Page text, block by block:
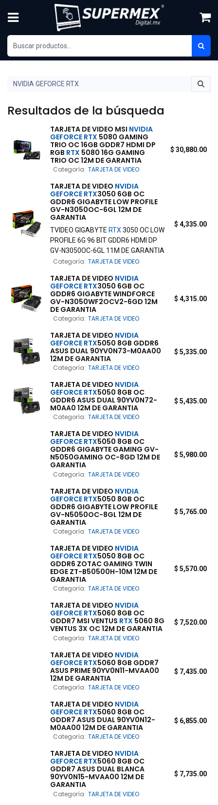
Resultados de la búsqueda
TARJETA DE VIDEO MSI NVIDIA
GEFORCE RTX 5080 GAMING
TRIO OC 16GB GDDR7 HDMI DP
RGB RTX 5080 16G GAMING
TRIO OC 12M DE GARANTIA
Categoría: TARJETA DE VIDEO
$ 30,880.00
TARJETA DE VIDEO NVIDIA
GEFORCE RTX3050 6GB OC
GDDR6 GIGABYTE LOW PROFILE
GV-N3050OC-6GL 12M DE
GARANTIA
TVIDEO GIGABYTE RTX3050 OC LOW
PROFILE 6G 96 BIT GDDR6 HDMI DP
GV-N3050OC-6GL 11M DE GARANTIA
Categoría: TARJETA DE VIDEO
$ 4,335.00
TARJETA DE VIDEO NVIDIA
GEFORCE RTX3050 6GB OC
GDDR6 GIGABYTE WINDFORCE
GV-N3050WF2OCV2-6GD 12M
DE GARANTIA
Categoría: TARJETA DE VIDEO
$ 4,315.00
TARJETA DE VIDEO NVIDIA
GEFORCE RTX5050 8GB GDDR6
ASUS DUAL 90YV0N73-M0AA00
12M DE GARANTIA
Categoría: TARJETA DE VIDEO
$ 5,335.00
TARJETA DE VIDEO NVIDIA
GEFORCE RTX5050 8GB OC
GDDR6 ASUS DUAL 90YV0N72-
M0AA0 12M DE GARANTIA
Categoría: TARJETA DE VIDEO
$ 5,435.00
TARJETA DE VIDEO NVIDIA
GEFORCE RTX5050 8GB OC
GDDR6 GIGABYTE GAMING GV-
N5050GAMING OC-8GD 12M DE
GARANTIA
Categoría: TARJETA DE VIDEO
$ 5,980.00
TARJETA DE VIDEO NVIDIA
GEFORCE RTX5050 8GB OC
GDDR6 GIGABYTE LOW PROFILE
GV-N5050OC-8GL 12M DE
GARANTIA
Categoría: TARJETA DE VIDEO
$ 5,765.00
TARJETA DE VIDEO NVIDIA
GEFORCE RTX5050 8GB OC
GDDR6 ZOTAC GAMING TWIN
EDGE ZT-B50500H-10M 12M DE
GARANTIA
Categoría: TARJETA DE VIDEO
$ 5,570.00
TARJETA DE VIDEO NVIDIA
GEFORCE RTX5060 8GB OC
GDDR7 MSI VENTUS RTX 5060 8G
VENTUS 3X OC 12M DE GARANTIA
Categoría: TARJETA DE VIDEO
$ 7,520.00
TARJETA DE VIDEO NVIDIA
GEFORCE RTX5060 8GB GDDR7
ASUS PRIME 90YV0N11-MVAA00
12M DE GARANTIA
Categoría: TARJETA DE VIDEO
$ 7,435.00
TARJETA DE VIDEO NVIDIA
GEFORCE RTX5060 8GB OC
GDDR7 ASUS DUAL 90YV0N12-
M0AA00 12M DE GARANTIA
Categoría: TARJETA DE VIDEO
$ 6,855.00
TARJETA DE VIDEO NVIDIA
GEFORCE RTX5060 8GB OC
GDDR7 ASUS DUAL BLANCA
90YV0N15-MVAA00 12M DE
GARANTIA
Categoría: TARJETA DE VIDEO
$ 7,735.00